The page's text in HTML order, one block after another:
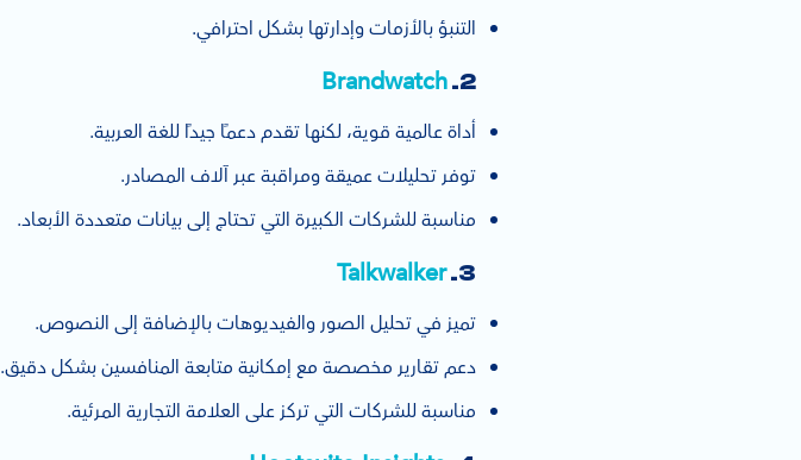
التنبؤ بالأزمات وإدارتها بشكل احترافي.
2.
Brandwatch
أداة عالمية قوية، لكنها تقدم دعمًا جيدًا للغة العربية.
توفر تحليلات عميقة ومراقبة عبر آلاف المصادر.
مناسبة للشركات الكبيرة التي تحتاج إلى بيانات متعددة الأبعاد.
3.
Talkwalker
تميز في تحليل الصور والفيديوهات بالإضافة إلى النصوص.
دعم تقارير مخصصة مع إمكانية متابعة المنافسين بشكل دقيق.
مناسبة للشركات التي تركز على العلامة التجارية المرئية.